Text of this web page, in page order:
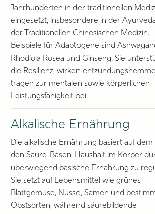
Jahrhunderten in der traditionellen
eingesetzt, insbesondere in der
der Traditionellen Chinesischen Medizin.
Beispiele für Adaptogene sind
Rhodiola Rosea und Ginseng. Sie
die Resilienz, wirken
tragen zur mentalen sowie körperlichen
Leistungsfähigkeit bei.
Alkalische Ernährung
Die alkalische Ernährung basiert auf dem
den Säure-Basen-Haushalt im Körper
überwiegend basische Ernährung zu
Sie setzt auf Lebensmittel wie grünes
Blattgemüse, Nüsse, Samen und
Obstsorten, während säurebildende